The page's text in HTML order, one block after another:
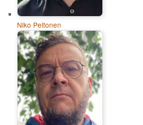
Niko Peltonen